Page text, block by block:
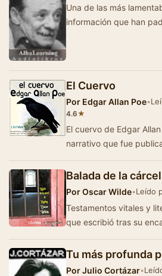
Una de las más
información que han
El Cuervo
Por Edgar Allan Poe•
4.6★
El cuervo de Edgar
narrativo que fue
Balada de la
PorOscar Wilde•Leído
Testamentos vitales y
que escribió tras su
Tu más profunda
PorJulio Cortázar•